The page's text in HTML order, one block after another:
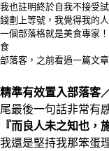
我也註明終於自我不接受
錢劃上等號，我覺得我的
一個部落格就是美食專家
食
部落客，之前看過一篇文章
精準有效置入部落客
尾最後一句話非常有
『而良人未之知也，
我還是堅持我那笨蛋